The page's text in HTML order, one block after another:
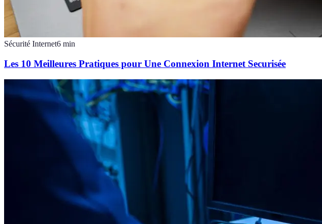
Sécurité Internet6 min
Les 10 Meilleures Pratiques pour Une Connexion Internet Securisée